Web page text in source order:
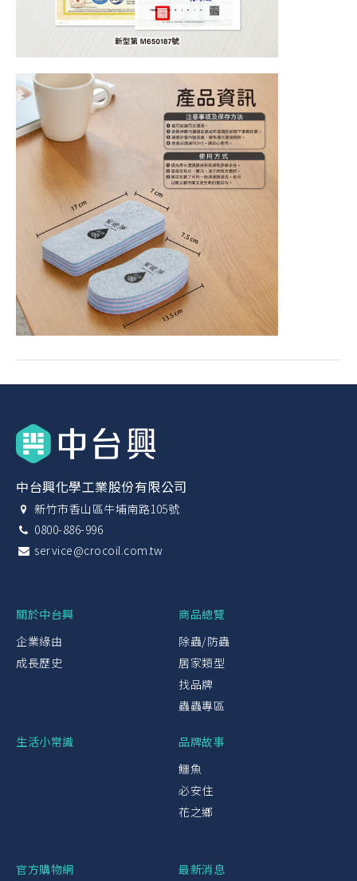
中台興化學工業股份有限公司
新竹市香山區牛埔南路105號
0800-886-996
service@crocoil.com.tw
關於中台興
企業緣由
成長歷史
商品總覽
除蟲/防蟲
居家類型
找品牌
蟲蟲專區
生活小常識
品牌故事
鱷魚
必安住
花之鄉
官方購物網 最新消息